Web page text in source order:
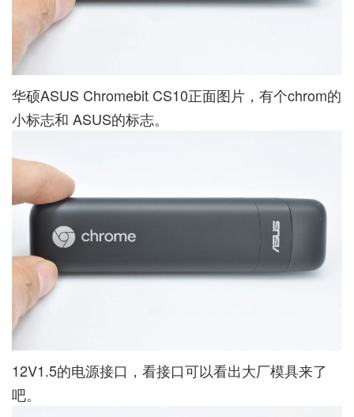
华硕ASUS Chromebit CS10正面图片，有个chrom的
小标志和 ASUS的标志。
12V1.5的电源接口，看接口可以看出大厂模具来了
吧。